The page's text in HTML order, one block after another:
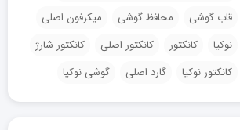
قاب گوشی
محافظ گوشی
میکرفون اصلی
نوکیا
کانکتور کانکتور اصلی
کانکتور شارژ
کانکتور نوکیا
گارد اصلی گوشی نوکیا